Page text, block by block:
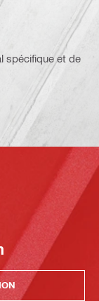
spécifique et de